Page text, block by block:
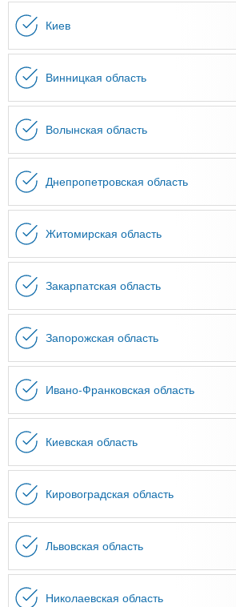
n
t
s
.
i
n
f
o
а
е
д
й
Онлайн курсы
За рубежом
Киев
Винницкая область
Волынская область
Днепропетровская область
Житомирская область
Закарпатская область
Запорожская область
Ивано-Франковская область
Киевская область
Кировоградская область
Львовская область
Николаевская область